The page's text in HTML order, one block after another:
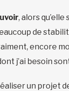
, alors
de
encore
j’ai besoin
un projet